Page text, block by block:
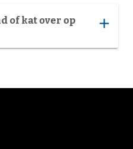
of kat over op
add